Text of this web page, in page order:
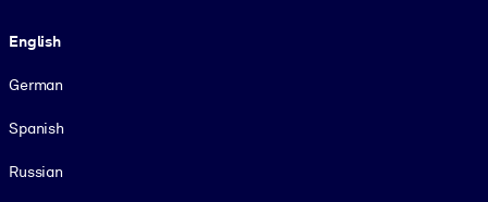
English
German
Spanish
Russian